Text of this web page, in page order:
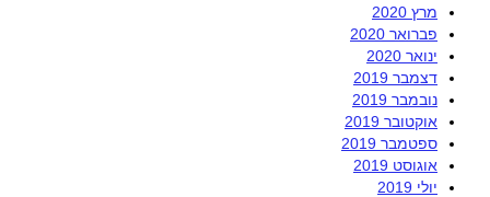
מרץ 2020
פברואר 2020
ינואר 2020
דצמבר 2019
נובמבר 2019
אוקטובר 2019
ספטמבר 2019
אוגוסט 2019
יולי 2019